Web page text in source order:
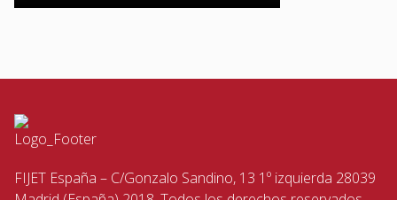
FIJET España – C/Gonzalo Sandino, 13 1º izquierda 28039